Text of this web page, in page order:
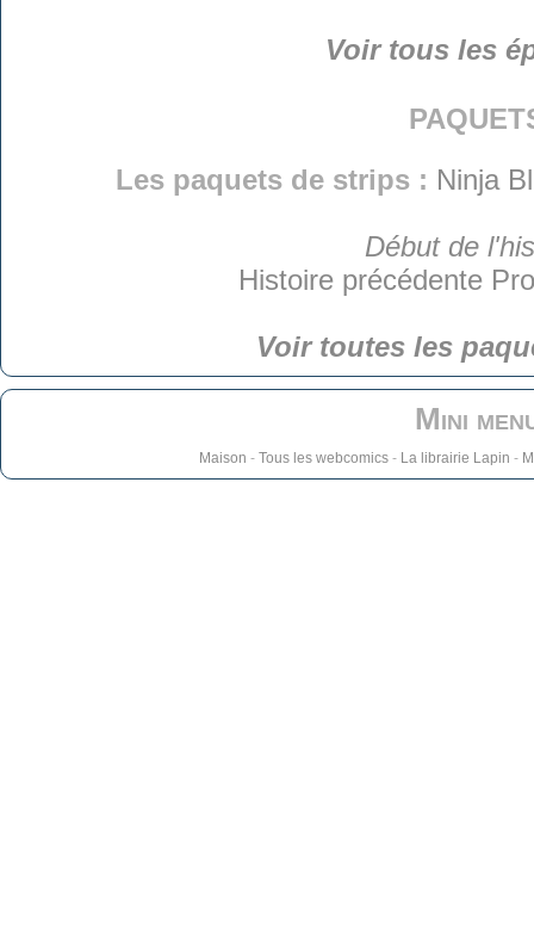
Voir tous les
Les paquets de strips : Ninja
Début de
Histoire précédente
Voir toutes les
Mini
Maison - Tous les webcomics- La librairie Lapin -